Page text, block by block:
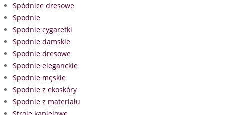
Spódnice dresowe
Spodnie
Spodnie cygaretki
Spodnie damskie
Spodnie dresowe
Spodnie eleganckie
Spodnie męskie
Spodnie z ekoskóry
Spodnie z materiału